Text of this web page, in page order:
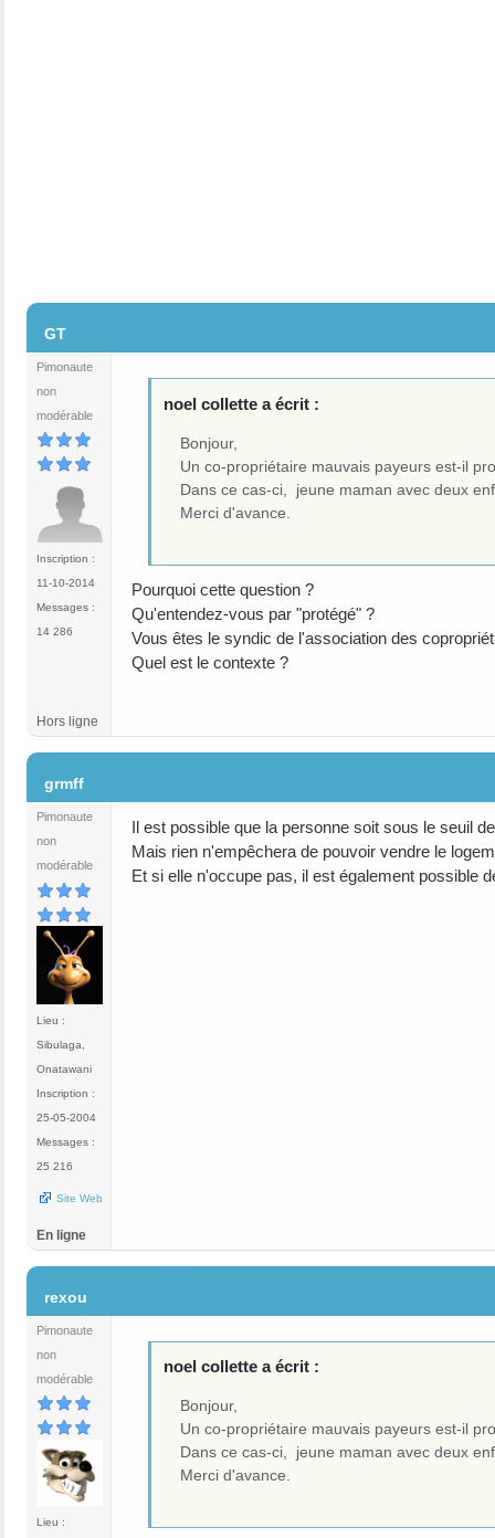
GT
Pimonaute
non
modérable
Inscription :
11-10-2014
Messages :
14 286
noel collette a écrit :
Bonjour,
Un co-propriétaire mauvais payeurs est-il
Dans ce cas-ci, jeune maman avec deux
Merci d'avance.
Pourquoi cette question ?
Qu'entendez-vous par "protégé" ?
Vous êtes le syndic de l'association des
Quel est le contexte ?
Hors ligne
grmff
Pimonaute
non
modérable
Lieu :
Sibulaga,
Onatawani
Inscription :
25-05-2004
Messages :
25 216
Site Web
Il est possible que la personne soit sous le seuil
Mais rien n'empêchera de pouvoir vendre le
Et si elle n'occupe pas, il est également possible
En ligne
rexou
Pimonaute
non
modérable
Lieu :
noel collette a écrit :
Bonjour,
Un co-propriétaire mauvais payeurs est-il
Dans ce cas-ci, jeune maman avec deux
Merci d'avance.